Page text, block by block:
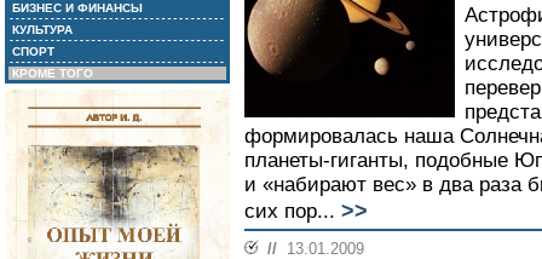
БИЗНЕС И ФИНАНСЫ
КУЛЬТУРА
СПОРТ
КРОМЕ ТОГО
формировалась наша
планеты-гиганты, подобные
и «набирают вес» в два раза
сих пор... >>
// 13.01.2009